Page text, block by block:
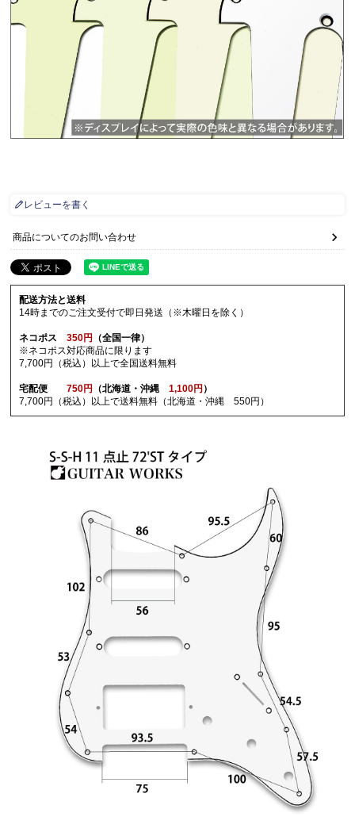
レビューを書く
商品についてのお問い合わせ
配送方法と送料
14時までのご注文受付で即日発送（※木曜日を除く）
ネコポス350円
（全国一律）
※ネコポス対応商品に限ります
7,700円（税込）以上で全国送料無料
宅配便750円 （北海道・沖縄1,100円 ）
7,700円（税込）以上で送料無料（北海道・沖縄 550円）